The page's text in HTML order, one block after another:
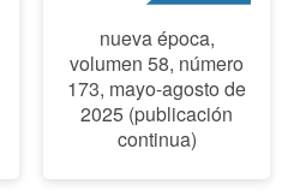
nueva época,
volumen 58, número
173, mayo-agosto de
2025 (publicación
continua)